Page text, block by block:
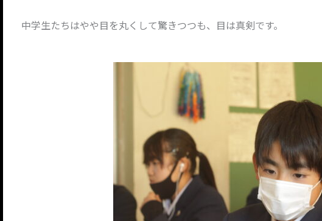
中学生たちはやや目を丸くして驚きつつも、目は真剣です。